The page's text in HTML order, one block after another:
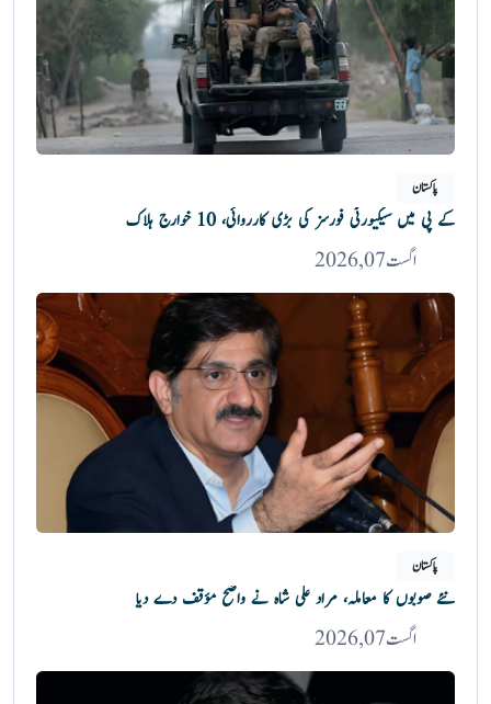
پاکستان
کے پی میں سیکیورٹی فورسز کی بڑی کارروائی، 10 خوارج ہلاک
اگست 07, 2026
پاکستان
نئے صوبوں کا معاملہ، مراد علی شاہ نے واضح مؤقف دے دیا
اگست 07, 2026